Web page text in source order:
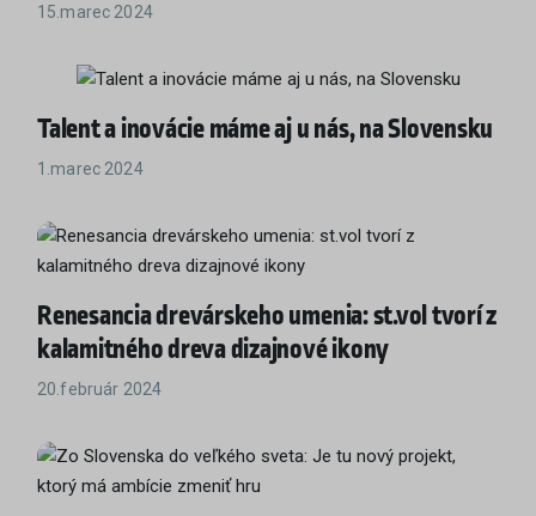
15.marec 2024
Talent a inovácie máme aj u nás, na Slovensku
1.marec 2024
Renesancia drevárskeho umenia: st.vol tvorí z
kalamitného dreva dizajnové ikony
20.február 2024